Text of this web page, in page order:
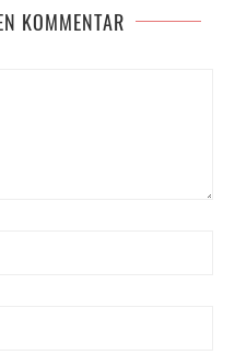
KOMMENTAR